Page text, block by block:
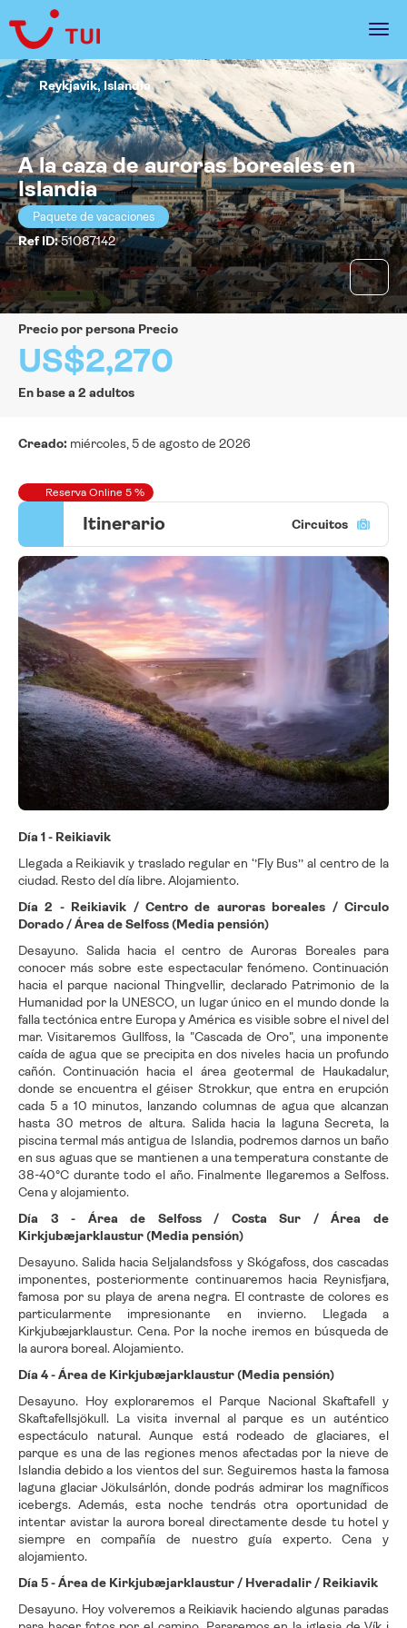
A la caza de auroras boreales en
Islandia
Paquete de vacaciones
Ref ID:51087142
Reykjavik, Islandia
precio por persona Precio
US$2,270
En base a 2 adultos
Creado: miércoles, 5 de agosto de 2026
Reserva Online 5 %
Itinerario Circuitos
Día 1 - Reikiavik
Llegada a Reikiavik y traslado regular en ‘’Fly Bus’’ al centro de la
ciudad. Resto del día libre. Alojamiento.
Día 2 - Reikiavik / Centro de auroras boreales / Circulo
Dorado / Área de Selfoss (Media pensión)
Desayuno. Salida hacia el centro de Auroras Boreales para
conocer más sobre este espectacular fenómeno. Continuación
hacia el parque nacional Thingvellir, declarado Patrimonio de la
Humanidad por la UNESCO, un lugar único en el mundo donde la
falla tectónica entre Europa y América es visible sobre el nivel del
mar. Visitaremos Gullfoss, la "Cascada de Oro", una imponente
caída de agua que se precipita en dos niveles hacia un profundo
cañón. Continuación hacia el área geotermal de Haukadalur,
donde se encuentra el géiser Strokkur, que entra en erupción
cada 5 a 10 minutos, lanzando columnas de agua que alcanzan
hasta 30 metros de altura. Salida hacia la laguna Secreta, la
piscina termal más antigua de Islandia, podremos darnos un baño
en sus aguas que se mantienen a una temperatura constante de
38-40°C durante todo el año. Finalmente llegaremos a Selfoss.
Cena y alojamiento.
Día 3 - Área de Selfoss / Costa Sur / Área de
Kirkjubæjarklaustur (Media pensión)
Desayuno. Salida hacia Seljalandsfoss y Skógafoss, dos cascadas
imponentes, posteriormente continuaremos hacia Reynisfjara,
famosa por su playa de arena negra. El contraste de colores es
particularmente impresionante en invierno. Llegada a
Kirkjubæjarklaustur. Cena. Por la noche iremos en búsqueda de
la aurora boreal. Alojamiento.
Día 4 - Área de Kirkjubæjarklaustur (Media pensión)
Desayuno. Hoy exploraremos el Parque Nacional Skaftafell y
Skaftafellsjökull. La visita invernal al parque es un auténtico
espectáculo natural. Aunque está rodeado de glaciares, el
parque es una de las regiones menos afectadas por la nieve de
Islandia debido a los vientos del sur. Seguiremos hasta la famosa
laguna glaciar Jökulsárlón, donde podrás admirar los magníficos
icebergs. Además, esta noche tendrás otra oportunidad de
intentar avistar la aurora boreal directamente desde tu hotel y
siempre en compañía de nuestro guía experto. Cena y
alojamiento.
Día 5 - Área de Kirkjubæjarklaustur / Hveradalir / Reikiavik
Desayuno. Hoy volveremos a Reikiavik haciendo algunas paradas